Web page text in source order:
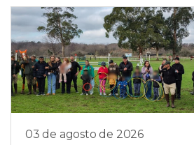
03 de agosto de 2026